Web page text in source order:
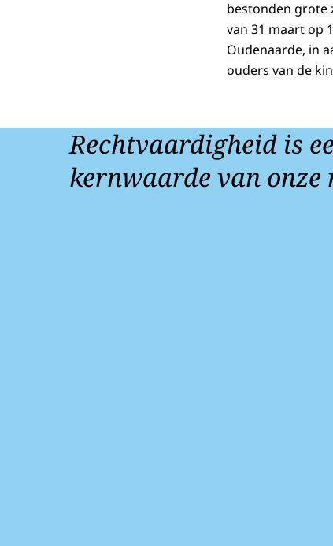
bestonden grote
van 31 maart op
Oudenaarde, in
ouders van de
Rechtvaardigheid is
kernwaarde van onze